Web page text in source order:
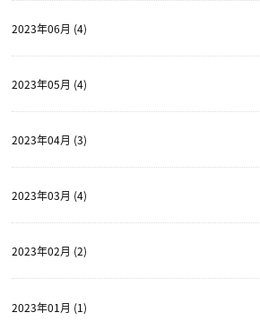
2023年06月 (4)
2023年05月 (4)
2023年04月 (3)
2023年03月 (4)
2023年02月 (2)
2023年01月 (1)